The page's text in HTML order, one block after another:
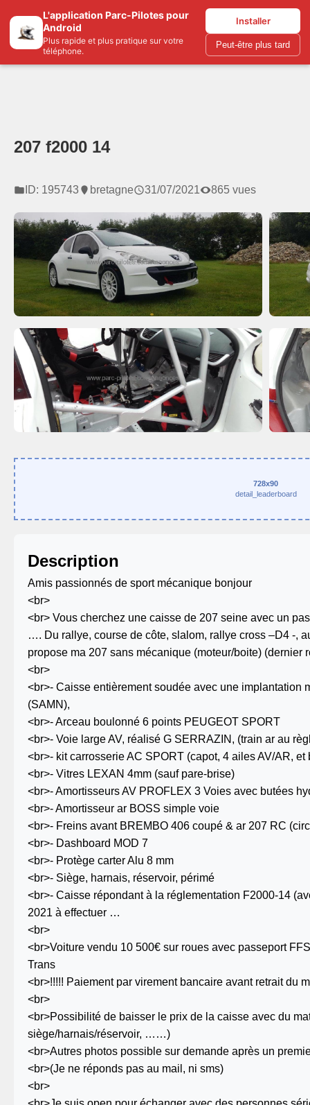
L'application Parc-Pilotes pour
Android
Plus rapide et plus pratique sur votre
téléphone.
Installer
Peut-être plus tard
Parc-pilotes.com
207 f2000 14
ID: 195743 bretagne 31/07/2021 865 vues
728x90
detail_leaderboard
Description
Amis passionnés de sport mécanique bonjour
<br>
<br> Vous cherchez une caisse de 207 seine avec un
…. Du rallye, course de côte, slalom, rallye cross –D4 -,
propose ma 207 sans mécanique (moteur/boite) (dernier
<br>
<br>- Caisse entièrement soudée avec une implantation
(SAMN),
<br>- Arceau boulonné 6 points PEUGEOT SPORT
<br>- Voie large AV, réalisé G SERRAZIN, (train ar au
<br>- kit carrosserie AC SPORT (capot, 4 ailes AV/AR, et
<br>- Vitres LEXAN 4mm (sauf pare-brise)
<br>- Amortisseurs AV PROFLEX 3 Voies avec butées
<br>- Amortisseur ar BOSS simple voie
<br>- Freins avant BREMBO 406 coupé & ar 207 RC
<br>- Dashboard MOD 7
<br>- Protège carter Alu 8 mm
<br>- Siège, harnais, réservoir, périmé
<br>- Caisse répondant à la réglementation F2000-14
2021 à effectuer …
<br>
<br>Voiture vendu 10 500€ sur roues avec passeport
Trans
<br>!!!!! Paiement par virement bancaire avant retrait du
<br>
<br>Possibilité de baisser le prix de la caisse avec du
siège/harnais/réservoir, ……)
<br>Autres photos possible sur demande après un
<br>(Je ne réponds pas au mail, ni sms)
<br>